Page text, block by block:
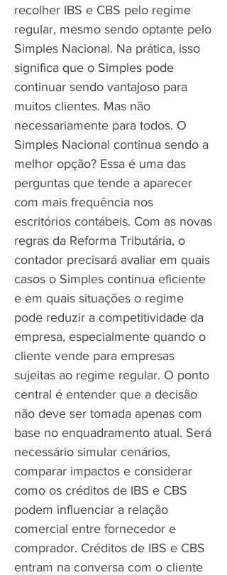
recolher IBS e CBS pelo regime
regular, mesmo sendo optante pelo
Simples Nacional. Na prática, isso
significa que o Simples pode
continuar sendo vantajoso para
muitos clientes. Mas não
necessariamente para todos. O
Simples Nacional continua sendo a
melhor opção? Essa é uma das
perguntas que tende a aparecer
com mais frequência nos
escritórios contábeis. Com as novas
regras da Reforma Tributária, o
contador precisará avaliar em quais
casos o Simples continua eficiente
e em quais situações o regime
pode reduzir a competitividade da
empresa, especialmente quando o
cliente vende para empresas
sujeitas ao regime regular. O ponto
central é entender que a decisão
não deve ser tomada apenas com
base no enquadramento atual. Será
necessário simular cenários,
comparar impactos e considerar
como os créditos de IBS e CBS
podem influenciar a relação
comercial entre fornecedor e
comprador. Créditos de IBS e CBS
entram na conversa com o cliente